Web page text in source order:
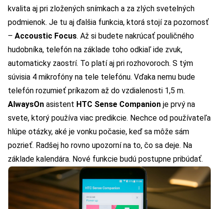
kvalita aj pri zložených snímkach a za zlých svetelných
podmienok. Je tu aj ďalšia funkcia, ktorá stojí za pozornosť
– Accoustic Focus. Až si budete nakrúcať pouličného
hudobníka, telefón na základe toho odkiaľ ide zvuk,
automaticky zaostrí. To platí aj pri rozhovoroch. S tým
súvisia 4 mikrofóny na tele telefónu. Vďaka nemu bude
telefón rozumieť príkazom až do vzdialenosti 1,5 m.
AlwaysOn asistent HTC Sense Companion je prvý na
svete, ktorý používa viac predikcie. Nechce od používateľa
hlúpe otázky, aké je vonku počasie, keď sa môže sám
pozrieť. Radšej ho rovno upozorní na to, čo sa deje. Na
základe kalendára. Nové funkcie budú postupne pribúdať.